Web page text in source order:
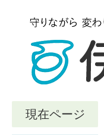
現在ページ